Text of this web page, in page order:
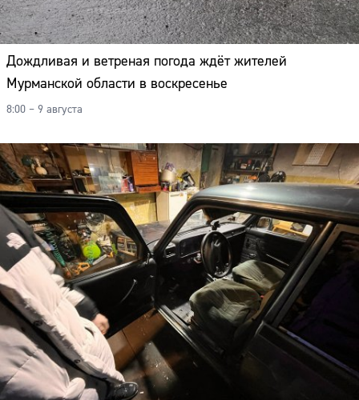
Дождливая и ветреная погода ждёт жителей
Мурманской области в воскресенье
8:00 – 9 августа